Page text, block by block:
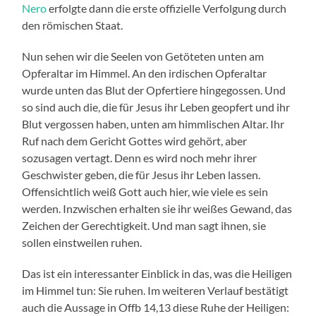
Neroerfolgte dann die erste offizielle Verfolgung durch
den römischen Staat.
Nun sehen wir die Seelen von Getöteten unten am
Opferaltar im Himmel. An den irdischen Opferaltar
wurde unten das Blut der Opfertiere hingegossen. Und
so sind auch die, die für Jesus ihr Leben geopfert und ihr
Blut vergossen haben, unten am himmlischen Altar. Ihr
Ruf nach dem Gericht Gottes wird gehört, aber
sozusagen vertagt. Denn es wird noch mehr ihrer
Geschwister geben, die für Jesus ihr Leben lassen.
Offensichtlich weiß Gott auch hier, wie viele es sein
werden. Inzwischen erhalten sie ihr weißes Gewand, das
Zeichen der Gerechtigkeit. Und man sagt ihnen, sie
sollen einstweilen ruhen.
Das ist ein interessanter Einblick in das, was die Heiligen
im Himmel tun: Sie ruhen. Im weiteren Verlauf bestätigt
auch die Aussage in Offb 14,13 diese Ruhe der Heiligen: